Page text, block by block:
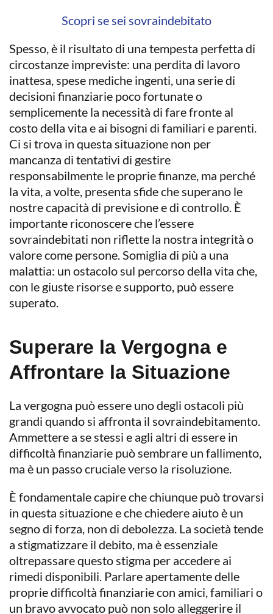
Scopri se sei sovraindebitato
Spesso, è il risultato di una tempesta perfetta di
circostanze impreviste: una perdita di lavoro
inattesa, spese mediche ingenti, una serie di
decisioni finanziarie poco fortunate o
semplicemente la necessità di fare fronte al
costo della vita e ai bisogni di familiari e parenti.
Ci si trova in questa situazione non per
mancanza di tentativi di gestire
responsabilmente le proprie finanze, ma perché
la vita, a volte, presenta sfide che superano le
nostre capacità di previsione e di controllo. È
importante riconoscere che l’essere
sovraindebitati non riflette la nostra integrità o
valore come persone. Somiglia di più a una
malattia: un ostacolo sul percorso della vita che,
con le giuste risorse e supporto, può essere
superato.
Superare la Vergogna e
Affrontare la Situazione
La vergogna può essere uno degli ostacoli più
grandi quando si affronta il sovraindebitamento.
Ammettere a se stessi e agli altri di essere in
difficoltà finanziarie può sembrare un fallimento,
ma è un passo cruciale verso la risoluzione.
È fondamentale capire che chiunque può trovarsi
in questa situazione e che chiedere aiuto è un
segno di forza, non di debolezza. La società tende
a stigmatizzare il debito, ma è essenziale
oltrepassare questo stigma per accedere ai
rimedi disponibili. Parlare apertamente delle
proprie difficoltà finanziarie con amici, familiari o
un bravo avvocato può non solo alleggerire il